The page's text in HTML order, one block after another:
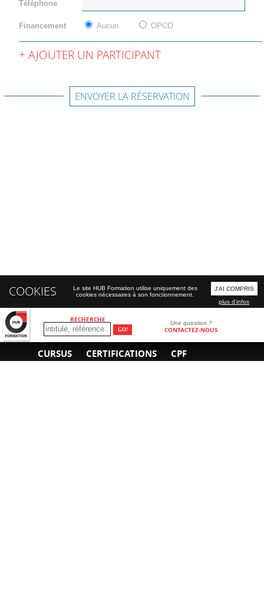
RECHERCHE Une question ?
CONTACTEZ-NOUS
CURSUS CERTIFICATIONS CPF
Téléphone
Financement Aucun OPCO
AJOUTER UN PARTICIPANT
ENVOYER LA RÉSERVATION
COOKIES
Le site HUB Formation utilise uniquement des
cookies nécessaires à son fonctionnement.
J'AI COMPRIS
plus d'infos